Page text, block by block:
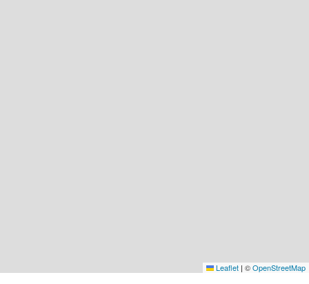
Leaflet | ©OpenStreetMap